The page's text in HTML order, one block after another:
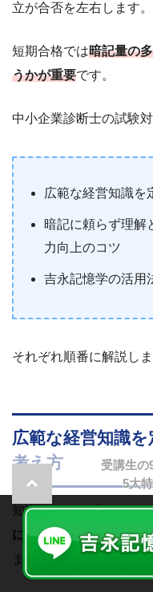
立が合否を左右します。
短期合格では暗記量の
うかが重要です。
中小企業診断士の試験
広範な経営知識を
暗記に頼らず理解
力向上のコツ
吉永記憶学の活用
それぞれ順番に解説しま
広範な経営知識
考え方
知識を単なる「点」と
に関連付ける学習設計
ます。
受講生の
5大